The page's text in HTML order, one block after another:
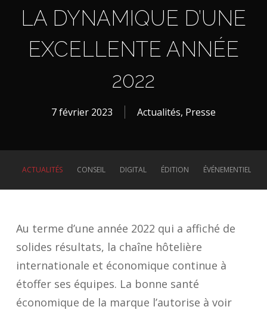
LA DYNAMIQUE D’UNE
EXCELLENTE ANNÉE
2022
7 février 2023 Actualités, Presse
ACTUALITÉS CONSEIL DIGITAL ÉDITION ÉVÉNEMENTIEL
Au terme d’une année 2022 qui a affiché de
solides résultats, la chaîne hôtelière
internationale et économique continue à
étoffer ses équipes. La bonne santé
économique de la marque l’autorise à voir